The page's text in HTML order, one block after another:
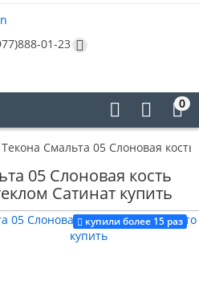
01-23
0
Смальта 05 Слоновая
05 Слоновая кость
Сатинат купить
купили более 15 раз